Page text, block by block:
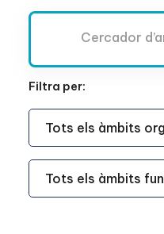
Filtra per:
Àmbit Funcional
Àmbit Funcional